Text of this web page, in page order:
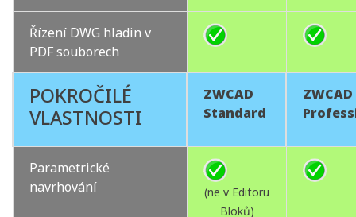
Řízení DWG hladin v
PDF souborech
POKROČILÉ
VLASTNOSTI
ZWCAD
Standard
ZWCAD
Parametrické
navrhování
(ne v Editoru
Bloků)